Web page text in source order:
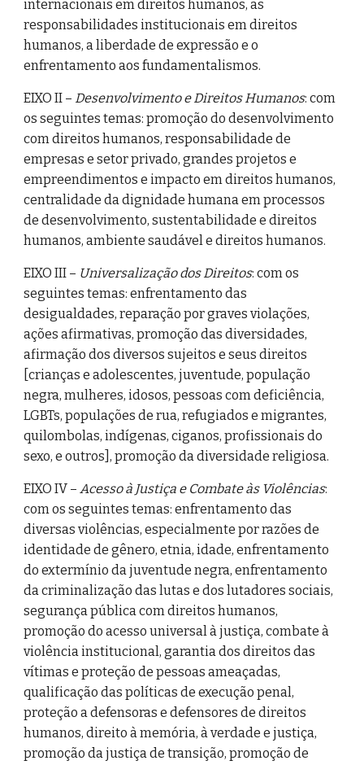
internacionais em direitos humanos, as
responsabilidades institucionais em direitos
humanos, a liberdade de expressão e o
enfrentamento aos fundamentalismos.
EIXO II – Desenvolvimento e Direitos Humanos: com
os seguintes temas: promoção do desenvolvimento
com direitos humanos, responsabilidade de
empresas e setor privado, grandes projetos e
empreendimentos e impacto em direitos humanos,
centralidade da dignidade humana em processos
de desenvolvimento, sustentabilidade e direitos
humanos, ambiente saudável e direitos humanos.
EIXO III – Universalização dos Direitos: com os
seguintes temas: enfrentamento das
desigualdades, reparação por graves violações,
ações afirmativas, promoção das diversidades,
afirmação dos diversos sujeitos e seus direitos
[crianças e adolescentes, juventude, população
negra, mulheres, idosos, pessoas com deficiência,
LGBTs, populações de rua, refugiados e migrantes,
quilombolas, indígenas, ciganos, profissionais do
sexo, e outros], promoção da diversidade religiosa.
EIXO IV –Acesso à Justiça e Combate às Violências:
com os seguintes temas: enfrentamento das
diversas violências, especialmente por razões de
identidade de gênero, etnia, idade, enfrentamento
do extermínio da juventude negra, enfrentamento
da criminalização das lutas e dos lutadores sociais,
segurança pública com direitos humanos,
promoção do acesso universal à justiça, combate à
violência institucional, garantia dos direitos das
vítimas e proteção de pessoas ameaçadas,
qualificação das políticas de execução penal,
proteção a defensoras e defensores de direitos
humanos, direito à memória, à verdade e justiça,
promoção da justiça de transição, promoção de